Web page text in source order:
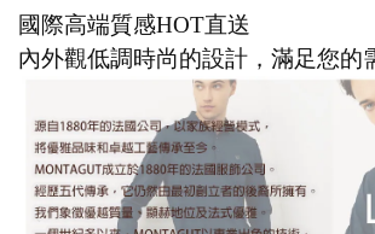
國際高端質感HOT直送
內外觀低調時尚的設計，滿足您的